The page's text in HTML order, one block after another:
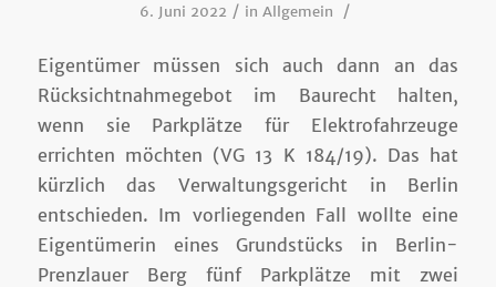
6. Juni 2022 / inAllgemein /
Eigentümer müssen sich auch dann an das
Rücksichtnahmegebot im Baurecht halten,
wenn sie Parkplätze für Elektrofahrzeuge
errichten möchten (VG 13 K 184/19). Das hat
kürzlich das Verwaltungsgericht in Berlin
entschieden. Im vorliegenden Fall wollte eine
Eigentümerin eines Grundstücks in Berlin-
Prenzlauer Berg fünf Parkplätze mit zwei